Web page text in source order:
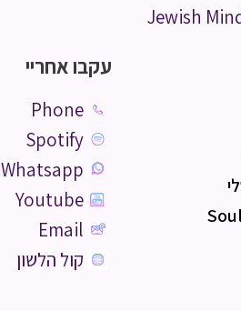
Jewish
עקבו אחריי
Phone
Spotify
Whatsapp
Youtube
Email
קול הלשון